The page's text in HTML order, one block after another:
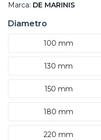
Marca: DE MARINIS
Diametro
100 mm
130 mm
150 mm
180 mm
220 mm